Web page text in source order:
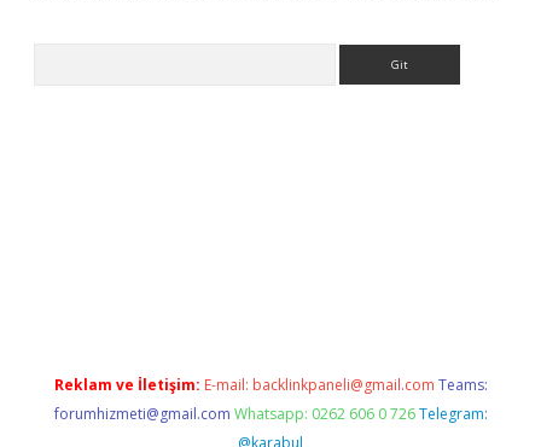
Reklam ve İletişim: E-mail: backlinkpaneli@gmail.com Teams:
forumhizmeti@gmail.com Whatsapp: 0262 606 0 726 Telegram:
@karabul